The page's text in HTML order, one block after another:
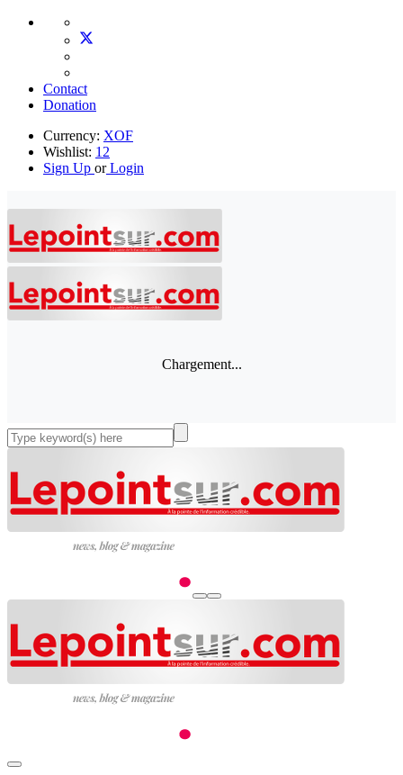
Contact
Donation
Currency: XOF
Wishlist: 12
Sign Up orLogin
Chargement...